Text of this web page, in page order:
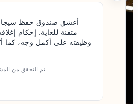
أعشق صندوق حفظ سيجار
متقنة للغاية. إحكام
وظيفته على أكمل وجه، كما
تم التحقق من